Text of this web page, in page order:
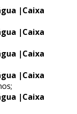
|Caixa
|Caixa
|Caixa
|Caixa
|Caixa